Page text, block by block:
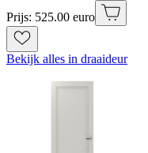
Prijs: 525.00 euro
Bekijk alles in draaideur